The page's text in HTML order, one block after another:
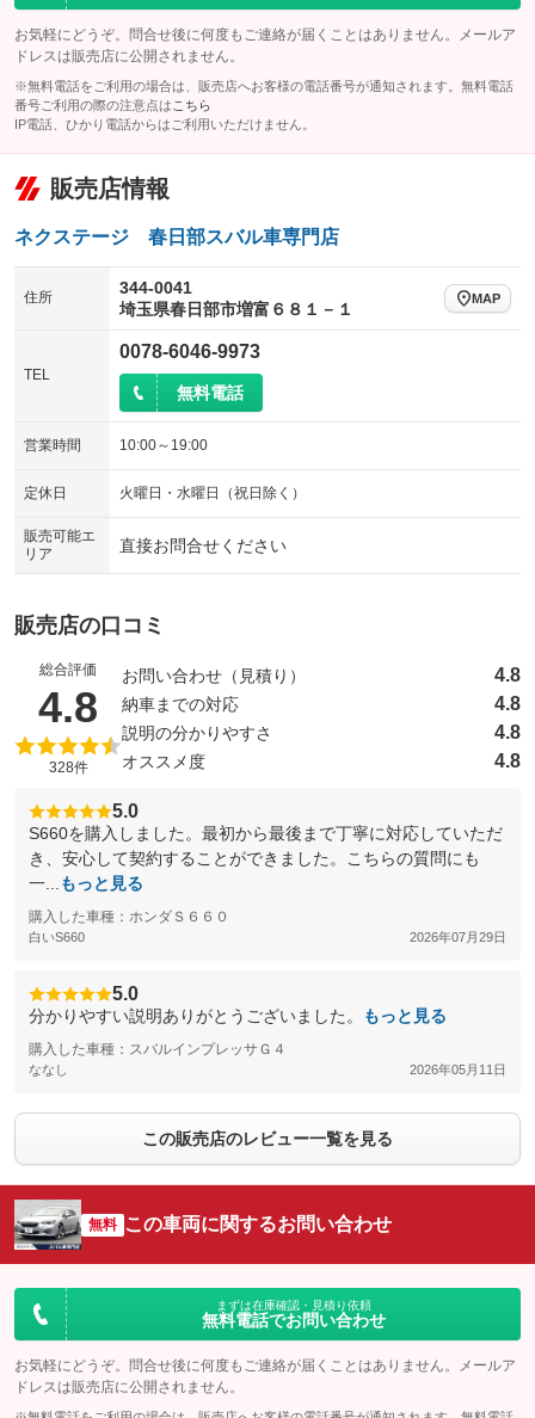
お気軽にどうぞ。問合せ後に何度もご連絡が届くことはありません。メールア
ドレスは販売店に公開されません。
※無料電話をご利用の場合は、販売店へお客様の電話番号が通知されます。無料電話
番号ご利用の際の注意点は こちら
IP電話、ひかり電話からはご利用いただけません。
販売店情報
ネクステージ 春日部スバル車専門店
住所
344-0041
埼玉県春日部市増富６８１－１
MAP
TEL
0078-6046-9973
無料電話
営業時間 10:00～19:00
定休日 火曜日・水曜日（祝日除く）
販売可能エ
リア
直接お問合せください
販売店の口コミ
総合評価
4.8 （5点満点中）
328件
お問い合わせ（見積り） 4.8
納車までの対応 4.8
説明の分かりやすさ 4.8
オススメ度 4.8
5.0
S660を購入しました。最初から最後まで丁寧に対応していただ
き、安心して契約することができました。こちらの質問にも
一...
もっと見る
購入した車種：ホンダＳ６６０
白いS660 2026年07月29日
5.0
分かりやすい説明ありがとうございました。 もっと見る
購入した車種：スバルインプレッサＧ４
ななし 2026年05月11日
この販売店のレビュー一覧を見る
無料 この車両に関するお問い合わせ
まずは在庫確認・見積り依頼
無料電話でお問い合わせ
お気軽にどうぞ。問合せ後に何度もご連絡が届くことはありません。メールア
ドレスは販売店に公開されません。